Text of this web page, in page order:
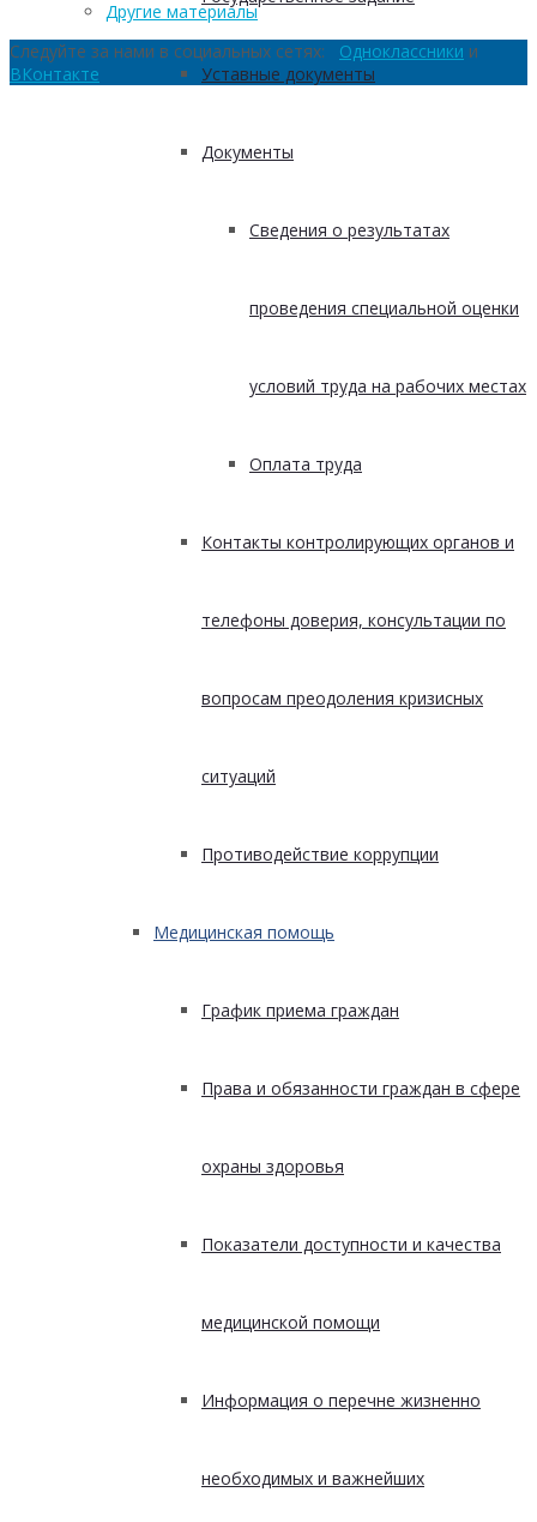
Уставные документы
Документы
Сведения о результатах
проведения специальной оценки
условий труда на рабочих местах
Оплата труда
Контакты контролирующих органов и
телефоны доверия, консультации по
вопросам преодоления кризисных
ситуаций
Противодействие коррупции
Медицинская помощь
График приема граждан
Права и обязанности граждан в сфере
охраны здоровья
Показатели доступности и качества
медицинской помощи
Информация о перечне жизненно
необходимых и важнейших
Другие материалы
Следуйте за нами в социальных сетях: Одноклассники и
ВКонтакте